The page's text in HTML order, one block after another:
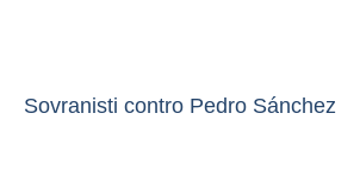
Sovranisti contro Pedro Sánchez